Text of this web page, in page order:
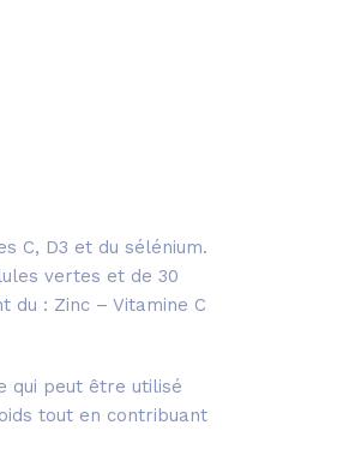
C, D3 et du sélénium.
vertes et de 30
du : Zinc – Vitamine C
qui peut être utilisé
tout en contribuant